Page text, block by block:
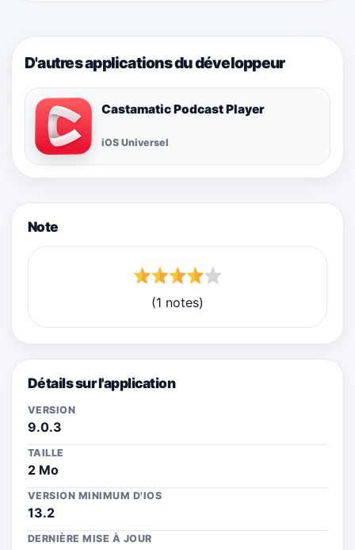
D'autres applications du développeur
Castamatic Podcast Player
iOS Universel
Note
(1 notes)
Détails sur l'application
VERSION
9.0.3
TAILLE
2 Mo
VERSION MINIMUM D'IOS
13.2
DERNIÈRE MISE À JOUR